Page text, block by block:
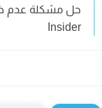
Insider